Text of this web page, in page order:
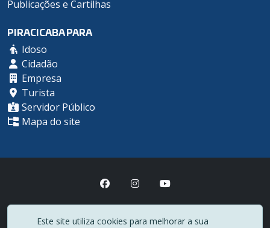
Publicações e Cartilhas
PIRACICABA PARA
Idoso
Cidadão
Empresa
Turista
Servidor Público
Mapa do site
(19) 3403-1000
Este site utiliza cookies para melhorar a sua